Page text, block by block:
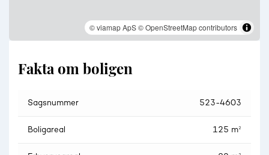
© viamap ApS© OpenStreetMap contributors
Fakta om boligen
Sagsnummer 523-4603
Boligareal 125 m²